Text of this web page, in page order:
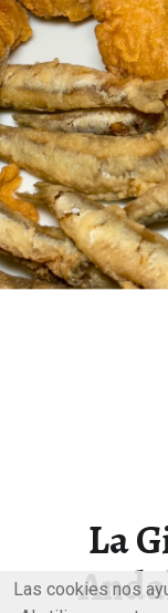
La
Las cookies nos